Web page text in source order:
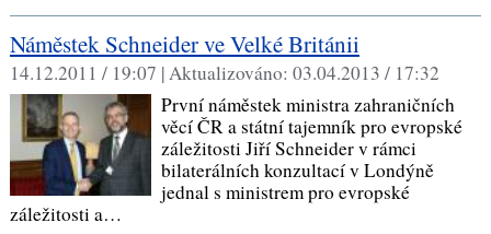
Náměstek Schneider ve Velké Británii
14.12.2011 / 19:07 |Aktualizováno: 03.04.2013 / 17:32
První náměstek ministra zahraničních
věcí ČR a státní tajemník pro evropské
záležitosti Jiří Schneider v rámci
bilaterálních konzultací v Londýně
jednal s ministrem pro evropské
záležitosti a…